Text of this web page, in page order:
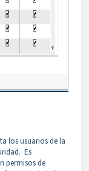
los usuarios de la
Es
permisos de